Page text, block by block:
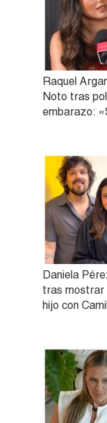
Raquel
Noto tras
embarazo:
Daniela
tras mostrar
hijo con